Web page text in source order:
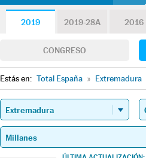
2019 2019-28A 2016
CONGRESO
Estás en: Total España » Extremadura